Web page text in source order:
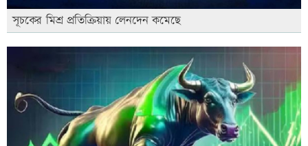
সূচকের মিশ্র প্রতিক্রিয়ায় লেনদেন কমেছে